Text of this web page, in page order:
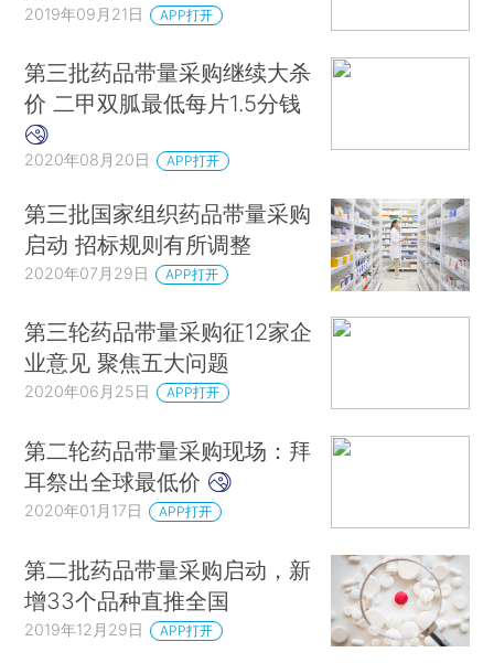
2019年09月21日 APP打开
第三批药品带量采购继续大杀
价 二甲双胍最低每片1.5分钱
2020年08月20日 APP打开
第三批国家组织药品带量采购
启动 招标规则有所调整
2020年07月29日 APP打开
第三轮药品带量采购征12家企
业意见 聚焦五大问题
2020年06月25日 APP打开
第二轮药品带量采购现场：拜
耳祭出全球最低价
2020年01月17日 APP打开
第二批药品带量采购启动，新
增33个品种直推全国
2019年12月29日 APP打开